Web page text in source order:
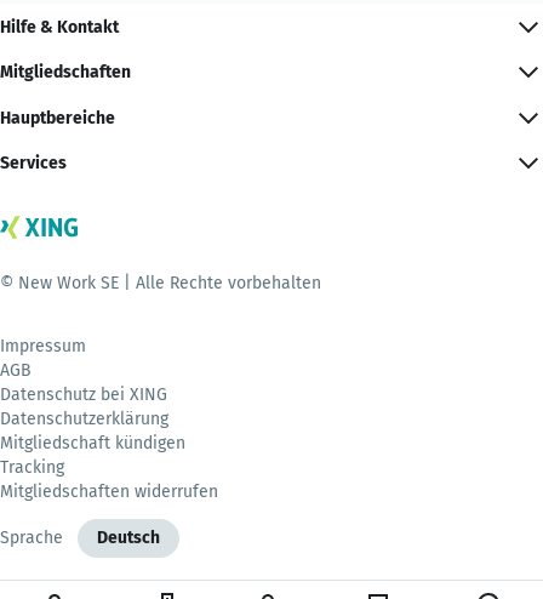
Hilfe & Kontakt
Mitgliedschaften
Hauptbereiche
Services
© New Work SE | Alle Rechte vorbehalten
Impressum
AGB
Datenschutz bei XING
Datenschutzerklärung
Mitgliedschaft kündigen
Tracking
Mitgliedschaften widerrufen
Sprache Deutsch